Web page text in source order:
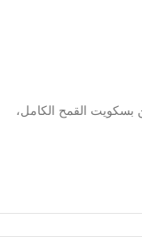
بسكويت القمح الكامل،